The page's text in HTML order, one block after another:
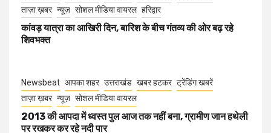
ताज़ा ख़बर न्यूज़ सोशल मीडिया वायरल हरिद्वार
कांवड़ यात्रा का आखिरी दिन, बारिश के बीच गंतव्य की ओर बढ़ रहे
शिवभक्त
Newsbeat आपका शहर उत्तराखंड खबर हटकर ट्रेंडिंग खबरें
ताज़ा ख़बर न्यूज़ सोशल मीडिया वायरल
2013 की आपदा में ध्वस्त पुल आज तक नहीं बना, ग्रामीण जान हथेली
पर रखकर कर रहे नदी पार